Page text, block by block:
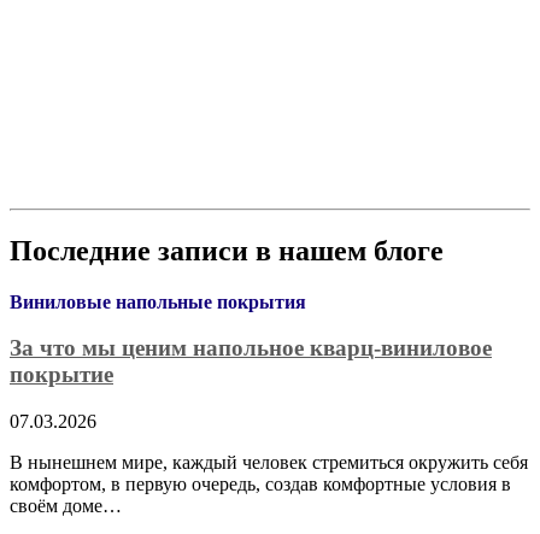
Последние записи в нашем блоге
Виниловые напольные покрытия
За что мы ценим напольное кварц-виниловое
покрытие
07.03.2026
В нынешнем мире, каждый человек стремиться окружить себя
комфортом, в первую очередь, создав комфортные условия в
своём доме…